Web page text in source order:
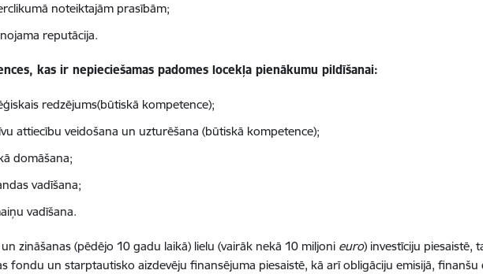
noteiktajām prasībām;
reputācija.
kas ir nepieciešamas padomes locekļa pienākumu pildīšanai:
redzējums(būtiskā kompetence);
attiecību veidošana un uzturēšana (būtiskā kompetence);
domāšana;
vadīšana;
vadīšana.
zināšanas (pēdējo 10 gadu laikā) lielu (vairāk nekā 10 miljoni euro) investīciju piesaistē,
fondu un starptautisko aizdevēju finansējuma piesaistē, kā arī obligāciju emisijā, finanšu